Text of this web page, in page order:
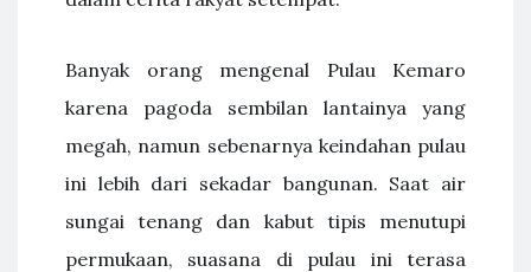
Banyak orang mengenal Pulau Kemaro
karena pagoda sembilan lantainya yang
megah, namun sebenarnya keindahan pulau
ini lebih dari sekadar bangunan. Saat air
sungai tenang dan kabut tipis menutupi
permukaan, suasana di pulau ini terasa